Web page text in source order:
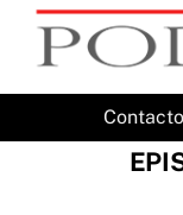
Contacto